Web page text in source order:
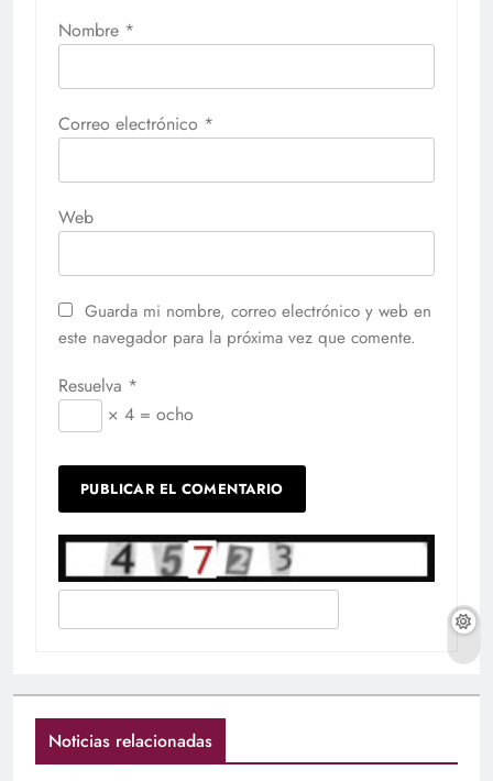
Nombre *
Correo electrónico *
Web
Guarda mi nombre, correo electrónico y web en
este navegador para la próxima vez que comente.
Resuelva *
× 4 = ocho
Noticias relacionadas